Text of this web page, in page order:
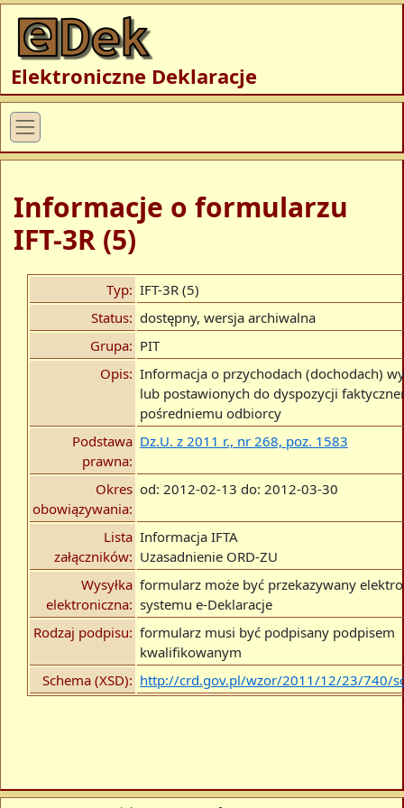
Elektroniczne Deklaracje
Informacje o formularzu
IFT-3R (5)
Typ: IFT-3R (5)
Status: dostępny, wersja archiwalna
Grupa: PIT
Opis: Informacja o przychodach (dochodach)
lub postawionych do dyspozycji
pośredniemu odbiorcy
Podstawa
prawna:
Dz.U. z 2011 r., nr 268, poz. 1583
Okres
obowiązywania:
od: 2012-02-13 do: 2012-03-30
Lista
załączników:
Informacja IFTA
Uzasadnienie ORD-ZU
Wysyłka
elektroniczna:
formularz może być przekazywany
systemu e-Deklaracje
Rodzaj podpisu: formularz musi być podpisany podpisem
kwalifikowanym
Schema (XSD): http://crd.gov.pl/wzor/2011/12/23/740/